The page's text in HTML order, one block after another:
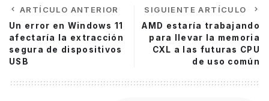
ARTÍCULO ANTERIOR
Un error en Windows 11
afectaría la extracción
segura de dispositivos
USB
SIGUIENTE ARTÍCULO
AMD estaría trabajando
para llevar la memoria
CXL a las futuras CPU
de uso común